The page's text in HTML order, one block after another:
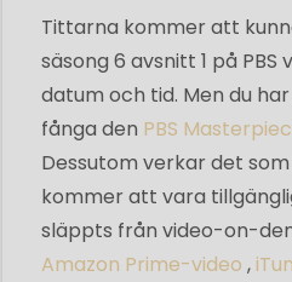
Tittarna kommer att
säsong 6 avsnitt 1 på PBS
datum och tid. Men du
fånga den PBS
Dessutom verkar det
kommer att vara
släppts från video-on-
Amazon Prime-video ,